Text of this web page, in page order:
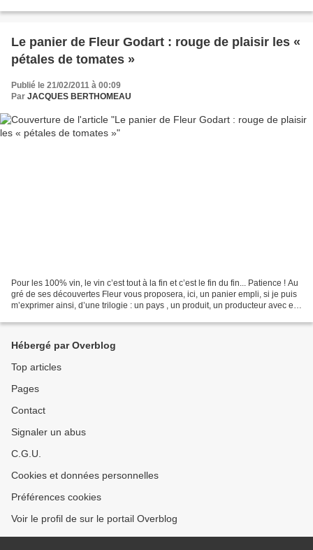
Le panier de Fleur Godart : rouge de plaisir les «
pétales de tomates »
Publié le 21/02/2011 à 00:09
Par JACQUES BERTHOMEAU
Pour les 100% vin, le vin c’est tout à la fin et c’est le fin du fin... Patience ! Au
gré de ses découvertes Fleur vous proposera, ici, un panier empli, si je puis
m’exprimer ainsi, d’une trilogie : un pays , un produit, un producteur avec en
Hébergé par Overblog
Top articles
Pages
Contact
Signaler un abus
C.G.U.
Cookies et données personnelles
Préférences cookies
Voir le profil de sur le portail Overblog